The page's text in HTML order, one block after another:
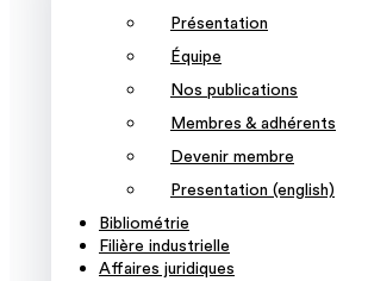
Présentation
Équipe
Nos publications
Membres & adhérents
Devenir membre
Presentation (english)
Bibliométrie
Filière industrielle
Affaires juridiques